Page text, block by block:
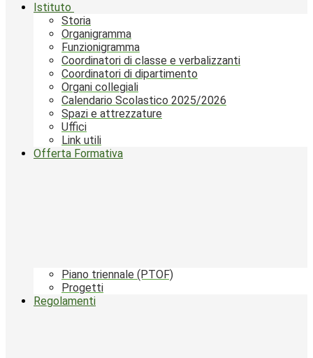
Istituto
Storia
Organigramma
Funzionigramma
Coordinatori di classe e verbalizzanti
Coordinatori di dipartimento
Organi collegiali
Calendario Scolastico 2025/2026
Spazi e attrezzature
Uffici
Link utili
Offerta Formativa
Piano triennale (PTOF)
Progetti
Regolamenti